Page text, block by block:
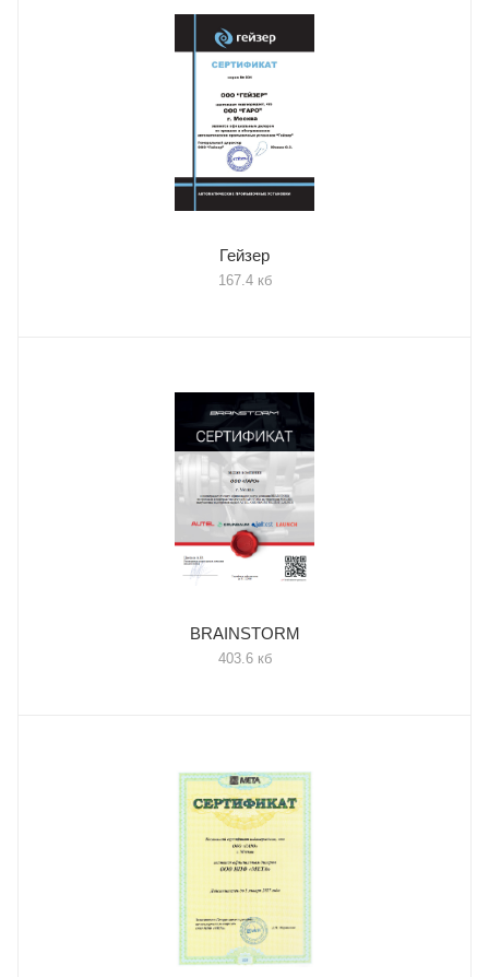
Гейзер
167.4 кб
BRAINSTORM
403.6 кб